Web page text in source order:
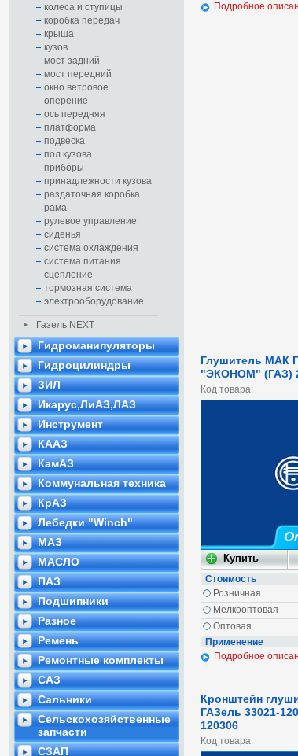
колеса и ступицы
коробка передач
крыша
кузов
мост задний
мост передний
окно ветровое
оперение
ось передняя
платформа
подвеска
пол кузова
приборы
принадлежности кузова
раздаточная коробка
рама
рулевое управление
сиденья
система охлаждения
система питания
сцепление
тормозная система
электрооборудование
Газель NEXT
Гидроманипуляторы
Гидроцилиндры
ЗИЛ
Икарус,ЛиАЗ,ЛАЗ
Инструмент
КААЗ
КамАЗ
Коммунальная техника
КрАЗ
Лебедки "Winch"
МАЗ
МАСЛО
ПАЗ
Подшипники
Разное
Ремень
Ремонтные комплекты
САЗ
Сальники
Сельскохозяйственные
запчасти
СЗАП
Подробное
Глушитель МАК
"ЭКОНОМ" (ГАЗ)
Код товара:
Стоимость
Розничная
Мелкооптовая
Оптовая
Применение
Подробное
Кронштейн
ГАЗель 33021-
120306
Код товара: